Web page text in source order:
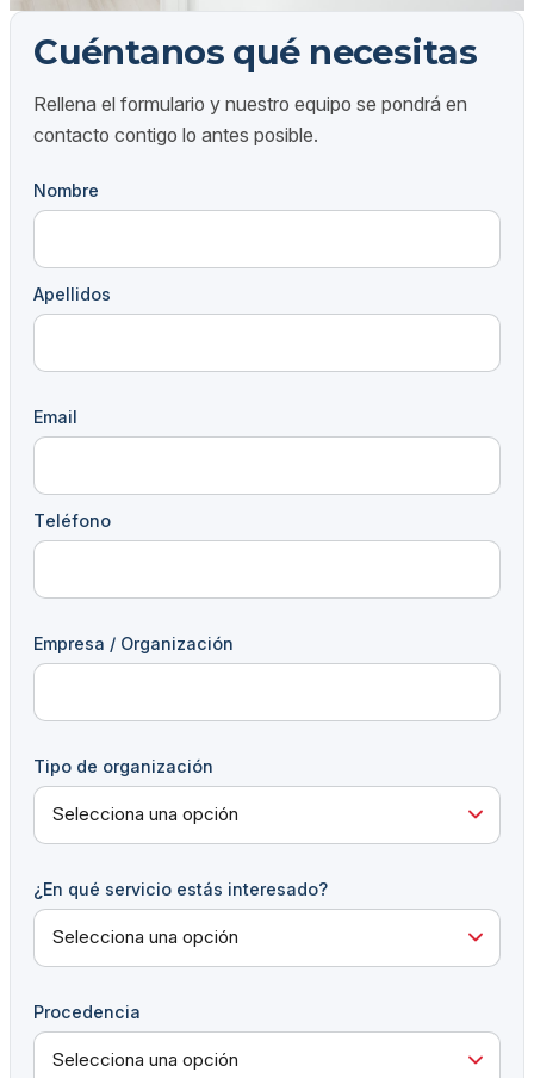
Cuéntanos qué necesitas
Rellena el formulario y nuestro equipo se pondrá en
contacto contigo lo antes posible.
Nombre
Apellidos
Email
Teléfono
Empresa / Organización
Tipo de organización
¿En qué servicio estás interesado?
Procedencia